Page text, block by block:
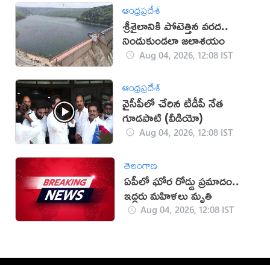
ఆంధ్రప్రదేశ్
శ్రీశైలానికి పోటెత్తిన వరద..
నిండుకుండలా జలాశయం
Aug 04, 2026, 12:08 IST
ఆంధ్రప్రదేశ్
వైసీపీలో చేరిన టీడీపీ నేత
గూడ‌పాటి (వీడియో)
Aug 04, 2026, 12:08 IST
తెలంగాణ
ఏపీలో ఘోర రోడ్డు ప్రమాదం..
ఇద్దరు మహిళలు మృతి
Aug 04, 2026, 12:08 IST